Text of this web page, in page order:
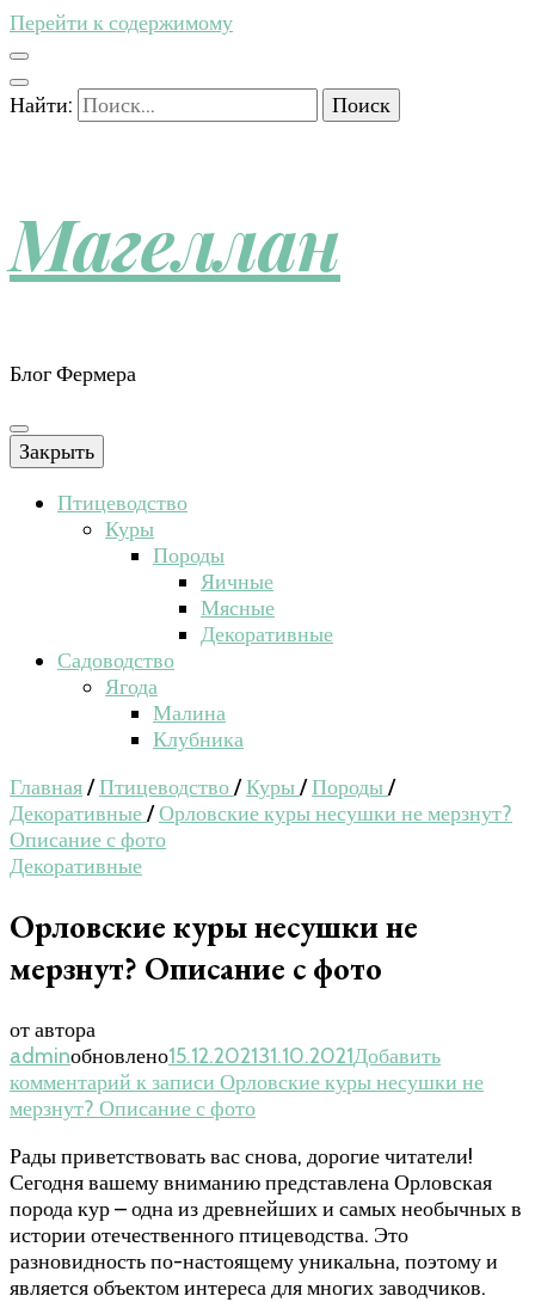
Перейти к содержимому
Найти:
Магеллан
Блог Фермера
Закрыть
Птицеводство
Куры
Породы
Яичные
Мясные
Декоративные
Садоводство
Ягода
Малина
Клубника
Главная/Птицеводство/Куры/Породы/
Декоративные/Орловские куры несушки не мерзнут?
Описание с фото
Декоративные
Орловские куры несушки не
мерзнут? Описание с фото
от автора
adminобновлено15.12.202131.10.2021Добавить
комментарий к записи Орловские куры несушки не
мерзнут? Описание с фото
Рады приветствовать вас снова, дорогие читатели!
Сегодня вашему вниманию представлена Орловская
порода кур – одна из древнейших и самых необычных в
истории отечественного птицеводства. Это
разновидность по-настоящему уникальна, поэтому и
является объектом интереса для многих заводчиков.